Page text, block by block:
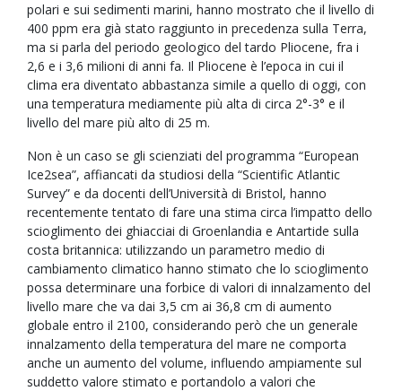
polari e sui sedimenti marini, hanno mostrato che il livello di
400 ppm era già stato raggiunto in precedenza sulla Terra,
ma si parla del periodo geologico del tardo Pliocene, fra i
2,6 e i 3,6 milioni di anni fa. Il Pliocene è l’epoca in cui il
clima era diventato abbastanza simile a quello di oggi, con
una temperatura mediamente più alta di circa 2°-3° e il
livello del mare più alto di 25 m.
Non è un caso se gli scienziati del programma “European
Ice2sea”, affiancati da studiosi della “Scientific Atlantic
Survey” e da docenti dell’Università di Bristol, hanno
recentemente tentato di fare una stima circa l’impatto dello
scioglimento dei ghiacciai di Groenlandia e Antartide sulla
costa britannica: utilizzando un parametro medio di
cambiamento climatico hanno stimato che lo scioglimento
possa determinare una forbice di valori di innalzamento del
livello mare che va dai 3,5 cm ai 36,8 cm di aumento
globale entro il 2100, considerando però che un generale
innalzamento della temperatura del mare ne comporta
anche un aumento del volume, influendo ampiamente sul
suddetto valore stimato e portandolo a valori che